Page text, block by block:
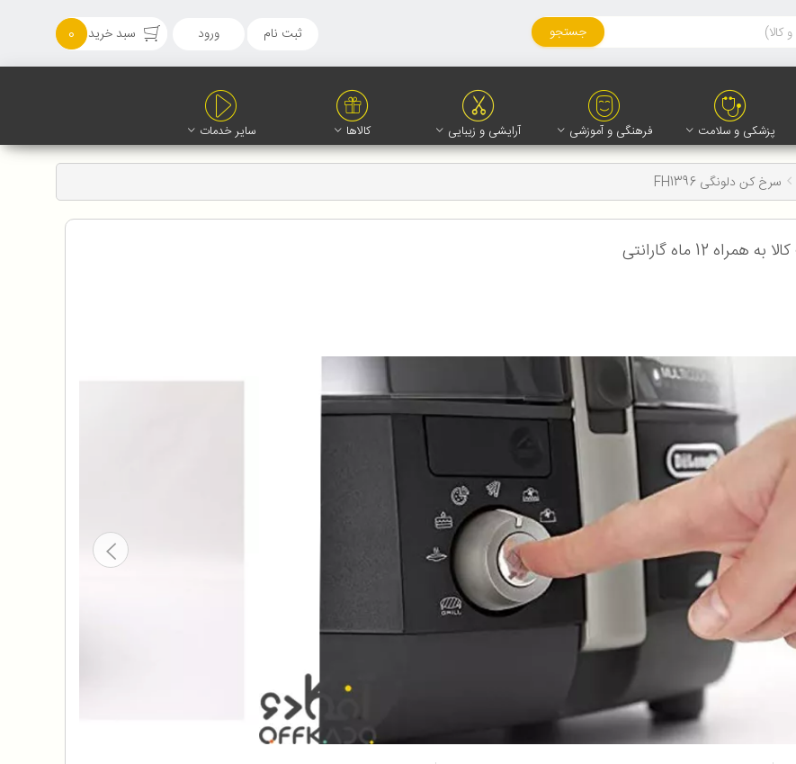
جستجو ثبت نام ورود سبد خرید 0
پزشکی و سلامت فرهنگی و آموزشی آرایشی و زیبایی کالاها سایر خدمات
سرخ کن دلونگی FH1396